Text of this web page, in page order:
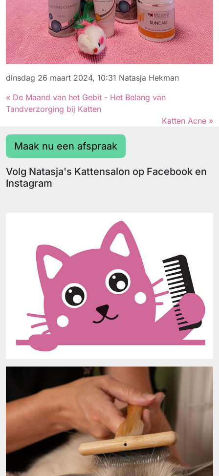
dinsdag 26 maart 2024, 10:31 Natasja Hekman
« De Maand van het Gebit - Het Belang van
Tandverzorging bij Katten
Katten Acne »
Maak nu een afspraak
Volg Natasja's Kattensalon op Facebook en
Instagram